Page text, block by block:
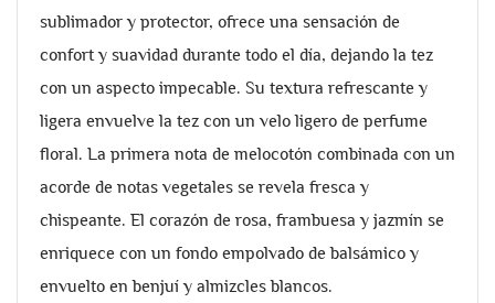
sublimador y protector, ofrece una sensación de
confort y suavidad durante todo el día, dejando la tez
con un aspecto impecable. Su textura refrescante y
ligera envuelve la tez con un velo ligero de perfume
floral. La primera nota de melocotón combinada con un
acorde de notas vegetales se revela fresca y
chispeante. El corazón de rosa, frambuesa y jazmín se
enriquece con un fondo empolvado de balsámico y
envuelto en benjuí y almizcles blancos.